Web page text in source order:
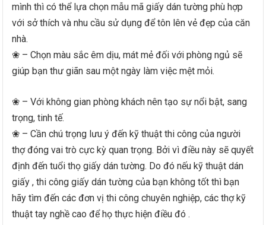
mình thì có thể lựa chọn mẫu mã giấy dán tường phù hợp
với sở thích và nhu cầu sử dụng để tôn lên vẻ đẹp của căn
nhà.
❀ – Chọn màu sắc êm dịu, mát mẻ đối với phòng ngủ sẽ
giúp bạn thư giãn sau một ngày làm việc mệt mỏi.
❀ – Với không gian phòng khách nên tạo sự nổi bật, sang
trọng, tinh tế.
❀ – Cần chú trọng lưu ý đến kỹ thuật thi công của người
thợ đóng vai trò cực kỳ quan trọng. Bởi vì điều này sẽ quyết
định đến tuổi thọ giấy dán tường. Do đó nếu kỹ thuật dán
giấy , thi công giấy dán tường của bạn không tốt thì bạn
hãy tìm đến các đơn vị thi công chuyên nghiệp, các thợ kỹ
thuật tay nghề cao để họ thực hiện điều đó .